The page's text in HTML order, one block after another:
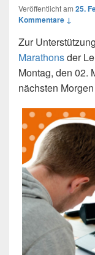
Veröffentlicht am 25.
Kommentare ↓
Zur
Marathonsder
Montag, den 02.
nächsten